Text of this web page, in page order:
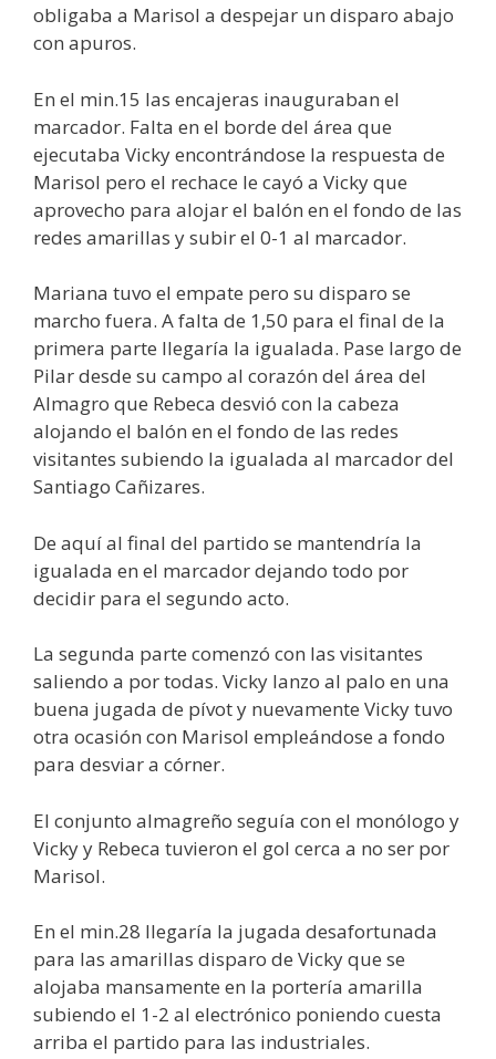
obligaba a Marisol a despejar un disparo abajo
con apuros.
En el min.15 las encajeras inauguraban el
marcador. Falta en el borde del área que
ejecutaba Vicky encontrándose la respuesta de
Marisol pero el rechace le cayó a Vicky que
aprovecho para alojar el balón en el fondo de las
redes amarillas y subir el 0-1 al marcador.
Mariana tuvo el empate pero su disparo se
marcho fuera. A falta de 1,50 para el final de la
primera parte llegaría la igualada. Pase largo de
Pilar desde su campo al corazón del área del
Almagro que Rebeca desvió con la cabeza
alojando el balón en el fondo de las redes
visitantes subiendo la igualada al marcador del
Santiago Cañizares.
De aquí al final del partido se mantendría la
igualada en el marcador dejando todo por
decidir para el segundo acto.
La segunda parte comenzó con las visitantes
saliendo a por todas. Vicky lanzo al palo en una
buena jugada de pívot y nuevamente Vicky tuvo
otra ocasión con Marisol empleándose a fondo
para desviar a córner.
El conjunto almagreño seguía con el monólogo y
Vicky y Rebeca tuvieron el gol cerca a no ser por
Marisol.
En el min.28 llegaría la jugada desafortunada
para las amarillas disparo de Vicky que se
alojaba mansamente en la portería amarilla
subiendo el 1-2 al electrónico poniendo cuesta
arriba el partido para las industriales.